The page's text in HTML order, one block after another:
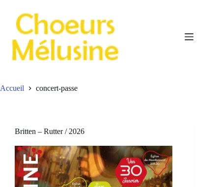
contenu
Accueil concert-passe
Britten – Rutter / 2026